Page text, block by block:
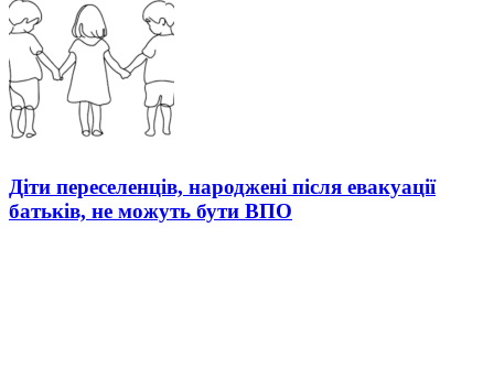
Діти переселенців, народжені після евакуації
батьків, не можуть бути ВПО